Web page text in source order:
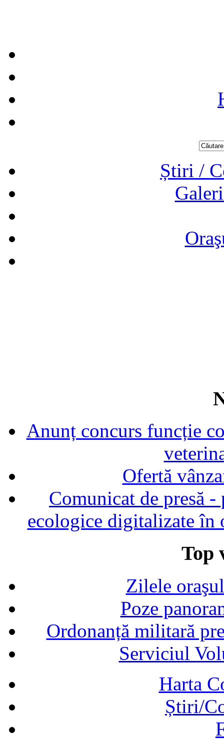
Știri /
Anunț concurs funcție
Ofertă
Comunicat de presă
ecologice digitalizate în
Top
Zilele
Poze
Ordonanță militară
Serviciul
Harta
Știri/